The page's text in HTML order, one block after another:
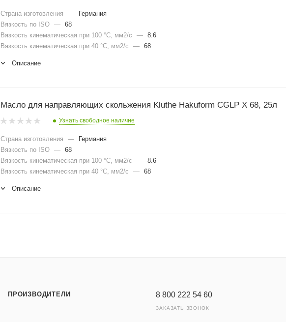
Страна изготовления —
Германия
Вязкость по ISO — 68
Вязкость кинематическая при 100 °С, мм2/с
— 8.6
Вязкость кинематическая при 40 °С, мм2/с
— 68
Описание
Масло для направляющих скольжения Kluthe Hakuform CGLP X 68, 25л
Узнать свободное наличие
Страна изготовления —
Германия
Вязкость по ISO — 68
Вязкость кинематическая при 100 °С, мм2/с
— 8.6
Вязкость кинематическая при 40 °С, мм2/с
— 68
Описание
ПРОИЗВОДИТЕЛИ 8 800 222 54 60
ЗАКАЗАТЬ ЗВОНОК